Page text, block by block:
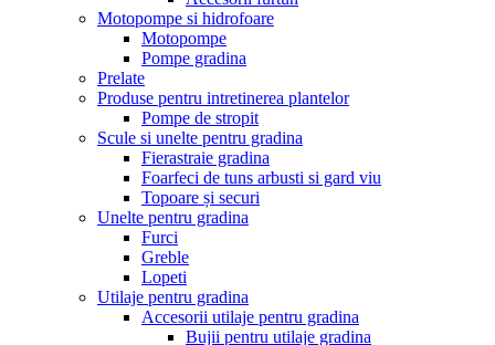
Motopompe si hidrofoare
Motopompe
Pompe gradina
Prelate
Produse pentru intretinerea plantelor
Pompe de stropit
Scule si unelte pentru gradina
Fierastraie gradina
Foarfeci de tuns arbusti si gard viu
Topoare și securi
Unelte pentru gradina
Furci
Greble
Lopeti
Utilaje pentru gradina
Accesorii utilaje pentru gradina
Bujii pentru utilaje gradina